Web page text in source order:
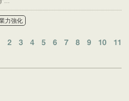
2 3 4 5 6 7 8 9 10 11
力強化